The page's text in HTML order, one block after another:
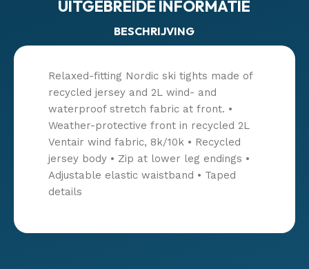
UITGEBREIDE INFORMATIE
BESCHRIJVING
Relaxed-fitting Nordic ski tights made of
recycled jersey and 2L wind- and
waterproof stretch fabric at front. •
Weather-protective front in recycled 2L
Ventair wind fabric, 8k/10k • Recycled
jersey body • Zip at lower leg endings •
Adjustable elastic waistband • Taped
details